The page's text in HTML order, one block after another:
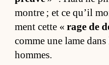
montre ; et ce qu’il
ment cette « rage de
comme une lame
hommes.